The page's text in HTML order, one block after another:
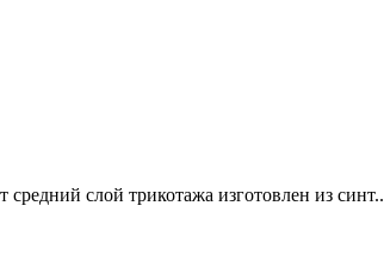
слой трикотажа изготовлен из синт..